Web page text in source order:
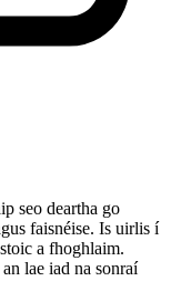
seo deartha go
faisnéise. Is uirlis í
a fhoghlaim.
lae iad na sonraí